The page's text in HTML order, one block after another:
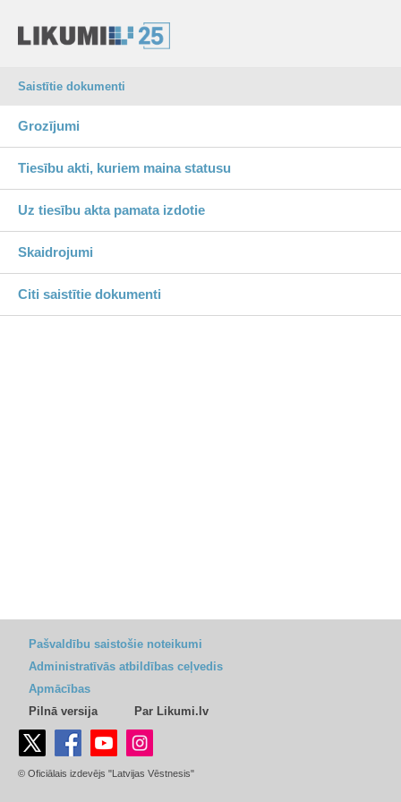
Saistītie dokumenti
Grozījumi
Tiesību akti, kuriem maina statusu
Uz tiesību akta pamata izdotie
Skaidrojumi
Citi saistītie dokumenti
Pašvaldību saistošie noteikumi
Administratīvās atbildības ceļvedis
Apmācības
Pilnā versija
Par Likumi.lv
© Oficiālais izdevējs "Latvijas Vēstnesis"